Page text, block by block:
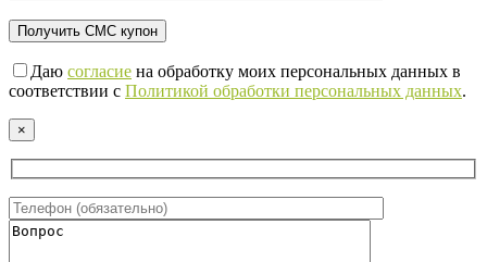
Даю согласие на обработку моих персональных данных в
соответствии с Политикой обработки персональных данных.
×